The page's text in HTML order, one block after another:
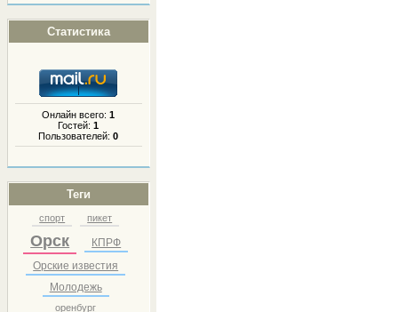
Статистика
Онлайн всего:1
Гостей:1
Пользователей:0
Теги
спорт пикет
Орск
КПРФ
Орские известия
Молодежь
оренбург